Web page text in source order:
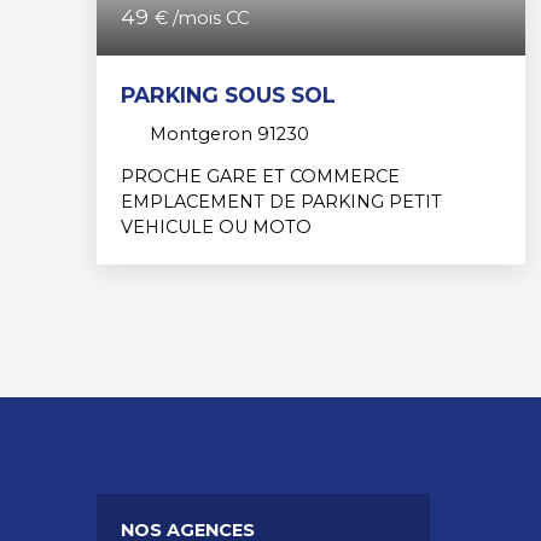
49 € /mois CC
PARKING SOUS SOL
Montgeron 91230
PROCHE GARE ET COMMERCE
EMPLACEMENT DE PARKING PETIT
VEHICULE OU MOTO
NOS AGENCES